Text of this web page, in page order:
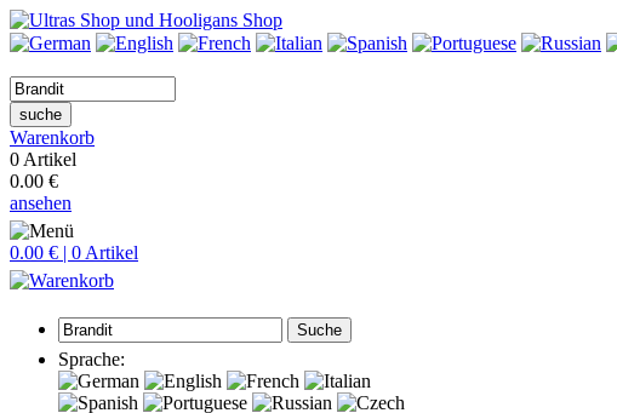
suche
Warenkorb
0 Artikel
0.00 €
ansehen
0.00 € | 0 Artikel
Suche
Sprache: